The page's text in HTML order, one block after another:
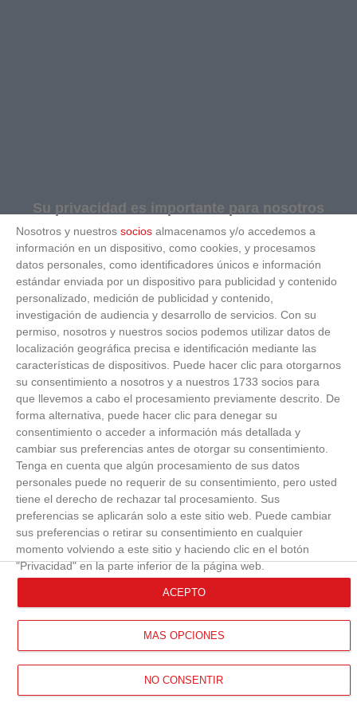
Su privacidad es importante para nosotros
Nosotros y nuestros socios almacenamos y/o accedemos a
información en un dispositivo, como cookies, y procesamos
datos personales, como identificadores únicos e información
estándar enviada por un dispositivo para publicidad y contenido
personalizado, medición de publicidad y contenido,
investigación de audiencia y desarrollo de servicios. Con su
permiso, nosotros y nuestros socios podemos utilizar datos de
localización geográfica precisa e identificación mediante las
características de dispositivos. Puede hacer clic para otorgarnos
su consentimiento a nosotros y a nuestros 1733 socios para
que llevemos a cabo el procesamiento previamente descrito. De
forma alternativa, puede hacer clic para denegar su
consentimiento o acceder a información más detallada y
cambiar sus preferencias antes de otorgar su consentimiento.
Tenga en cuenta que algún procesamiento de sus datos
personales puede no requerir de su consentimiento, pero usted
tiene el derecho de rechazar tal procesamiento. Sus
preferencias se aplicarán solo a este sitio web. Puede cambiar
sus preferencias o retirar su consentimiento en cualquier
momento volviendo a este sitio y haciendo clic en el botón
"Privacidad" en la parte inferior de la página web.
MÁS OPCIONES
NO CONSENTIR
ACEPTO